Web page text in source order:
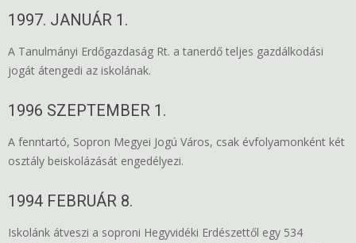
1997. JANUÁR 1.
A Tanulmányi Erdőgazdaság Rt. a tanerdő teljes gazdálkodási
jogát átengedi az iskolának.
1996 SZEPTEMBER 1.
A fenntartó, Sopron Megyei Jogú Város, csak évfolyamonként két
osztály beiskolázását engedélyezi.
1994 FEBRUÁR 8.
Iskolánk átveszi a soproni Hegyvidéki Erdészettől egy 534